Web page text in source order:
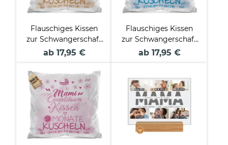
Flauschiges Kissen
zur Schwangerschaft
- Mami Countdown,
ab 17,95 €
Flauschiges Kissen
zur Schwangerschaft
- Mami Countdown,
ab 17,95 €